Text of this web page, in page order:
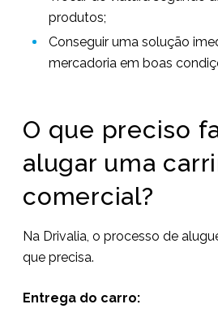
produtos;
Conseguir uma solução
mercadoria em boas
O que preciso
alugar uma
comercial?
Na Drivalia, o processo de
que precisa.
Entrega do carro: